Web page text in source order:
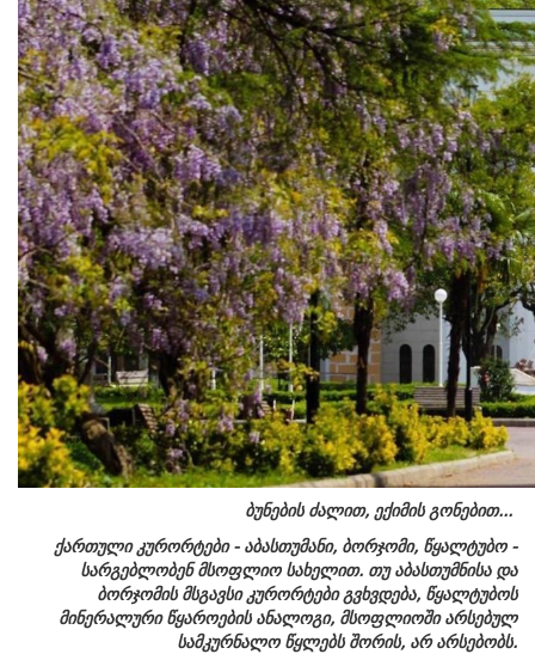
ბუნების ძალით, ექიმის გონებით...
ქართული კურორტები - აბასთუმანი, ბორჯომი, წყალტუბო -
სარგებლობენ მსოფლიო სახელით. თუ აბასთუმნისა და
ბორჯომის მსგავსი კურორტები გვხვდება, წყალტუბოს
მინერალური წყაროების ანალოგი, მსოფლიოში არსებულ
სამკურნალო წყლებს შორის, არ არსებობს.